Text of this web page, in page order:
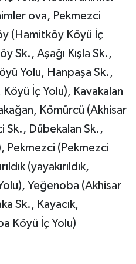
ova, Pekmezci
(Hamitköy Köyü İç
Sk., Aşağı Kışla Sk.,
Yolu, Hanpaşa Sk.,
İç Yolu), Kavakalan
Kömürcü (Akhisar
Sk., Dübekalan Sk.,
Pekmezci (Pekmezci
(yayakırıldık,
Yeğenoba (Akhisar
Sk., Kayacık,
Köyü İç Yolu)